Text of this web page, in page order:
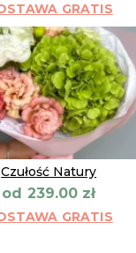
GRATIS
Czułość Natury
od 239.00 zł
GRATIS